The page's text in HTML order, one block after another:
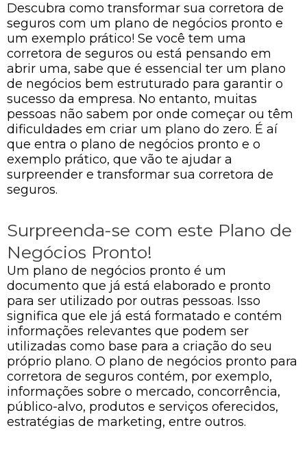
Descubra como transformar sua corretora de
seguros com um plano de negócios pronto e
um exemplo prático! Se você tem uma
corretora de seguros ou está pensando em
abrir uma, sabe que é essencial ter um plano
de negócios bem estruturado para garantir o
sucesso da empresa. No entanto, muitas
pessoas não sabem por onde começar ou têm
dificuldades em criar um plano do zero. É aí
que entra o plano de negócios pronto e o
exemplo prático, que vão te ajudar a
surpreender e transformar sua corretora de
seguros.
Surpreenda-se com este Plano de
Negócios Pronto!
Um plano de negócios pronto é um
documento que já está elaborado e pronto
para ser utilizado por outras pessoas. Isso
significa que ele já está formatado e contém
informações relevantes que podem ser
utilizadas como base para a criação do seu
próprio plano. O plano de negócios pronto para
corretora de seguros contém, por exemplo,
informações sobre o mercado, concorrência,
público-alvo, produtos e serviços oferecidos,
estratégias de marketing, entre outros.